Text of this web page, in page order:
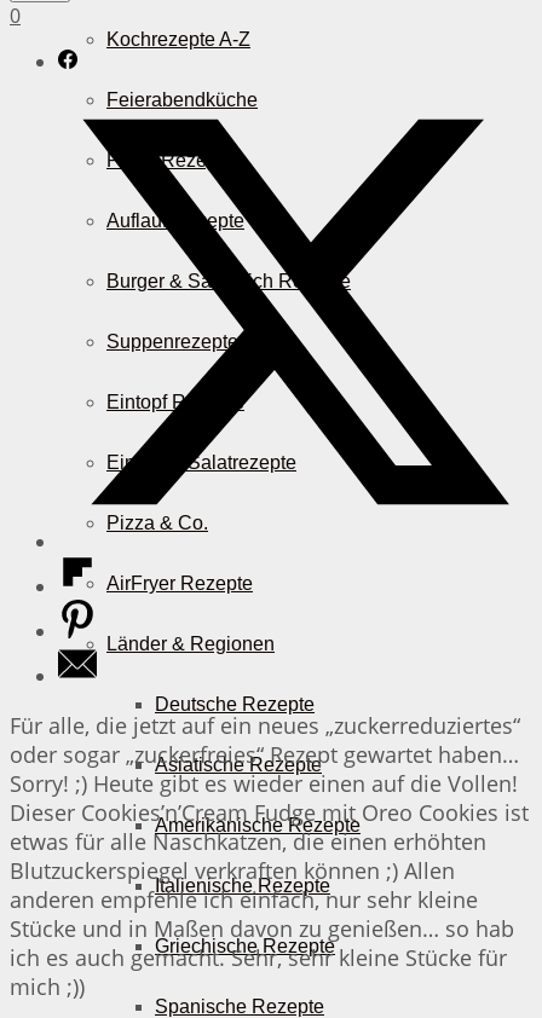
Kochrezepte A-Z
Feierabendküche
Pasta Rezepte
Auflauf Rezepte
Burger & Sandwich Rezepte
Suppenrezepte
Eintopf Rezepte
Einfache Salatrezepte
Pizza & Co.
AirFryer Rezepte
Länder & Regionen
Deutsche Rezepte
Asiatische Rezepte
Amerikanische Rezepte
Italienische Rezepte
Griechische Rezepte
Spanische Rezepte
0
Für alle, die jetzt auf ein neues „zuckerreduziertes“
oder sogar „zuckerfreies“ Rezept gewartet haben…
Sorry! ;) Heute gibt es wieder einen auf die Vollen!
Dieser Cookies’n’Cream Fudge mit Oreo Cookies ist
etwas für alle Naschkatzen, die einen erhöhten
Blutzuckerspiegel verkraften können ;) Allen
anderen empfehle ich einfach, nur sehr kleine
Stücke und in Maßen davon zu genießen… so hab
ich es auch gemacht. Sehr, sehr kleine Stücke für
mich ;))